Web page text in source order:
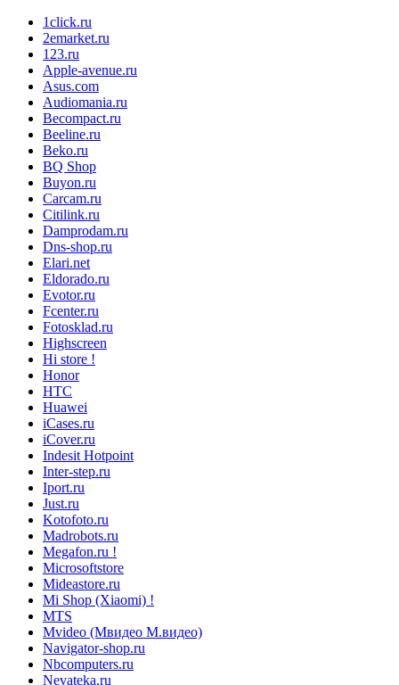
1click.ru
2emarket.ru
123.ru
Apple-avenue.ru
Asus.com
Audiomania.ru
Becompact.ru
Beeline.ru
Beko.ru
BQ Shop
Buyon.ru
Carcam.ru
Citilink.ru
Damprodam.ru
Dns-shop.ru
Elari.net
Eldorado.ru
Evotor.ru
Fcenter.ru
Fotosklad.ru
Highscreen
Hi store !
Honor
HTC
Huawei
iCases.ru
iCover.ru
Indesit Hotpoint
Inter-step.ru
Iport.ru
Just.ru
Kotofoto.ru
Madrobots.ru
Megafon.ru !
Microsoftstore
Mideastore.ru
Mi Shop (Xiaomi) !
MTS
Mvideo (Мвидео М.видео)
Navigator-shop.ru
Nbcomputers.ru
Nevateka.ru